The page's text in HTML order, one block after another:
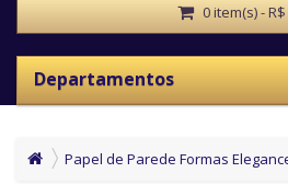
0 item(s) -
Departamentos
Papel de Parede Formas